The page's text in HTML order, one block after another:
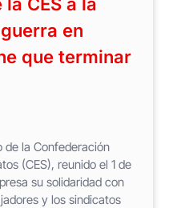
en
que terminar
de la Confederación
(CES), reunido el 1 de
su solidaridad con
y los sindicatos